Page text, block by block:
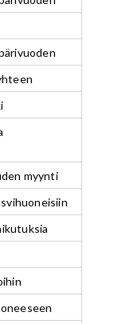
myynti